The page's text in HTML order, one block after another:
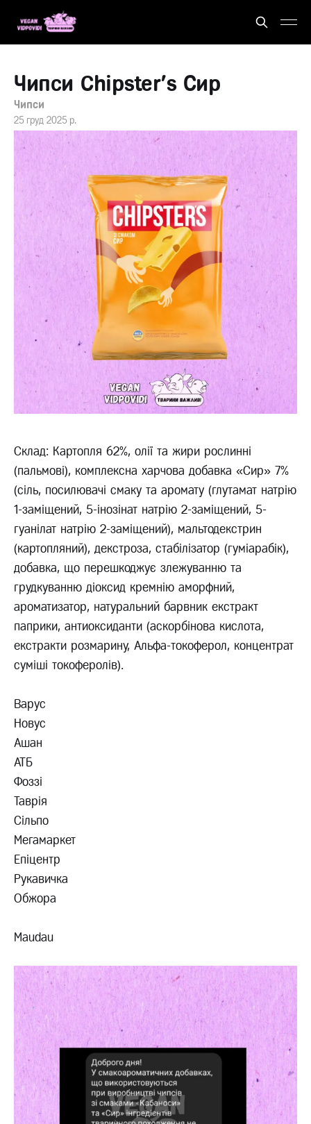
Чипси Chipster's Сир
Чипси
25 груд 2025 р.
Склад: Картопля 62%, олії та жири рослинні
(пальмові), комплексна харчова добавка «Сир» 7%
(cіль, посилювачі смаку та аромату (глутамат натрію
1-заміщений, 5-інозінат натрію 2-заміщений, 5-
гуанілат натрію 2-заміщений), мальтодекстрин
(картопляний), декстроза, стабілізатор (гуміарабік),
добавка, що перешкоджує злежуванню та
грудкуванню діоксид кремнію аморфний,
aроматизатор, натуральний барвник екстракт
паприки, антиоксиданти (аскорбінова кислота,
екстракти розмарину, Альфа-токоферол, концентрат
суміші токоферолів).
Варус
Новус
Ашан
АТБ
Фоззі
Таврія
Сільпо
Мегамаркет
Епіцентр
Рукавичка
Обжора
Maudau